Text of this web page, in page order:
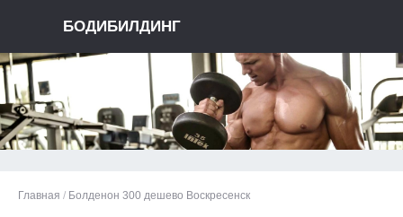
БОДИБИЛДИНГ
Главная / Болденон 300 дешево Воскресенск